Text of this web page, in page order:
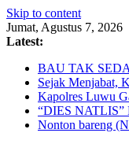
Skip to content
Jumat, Agustus 7, 2026
Latest:
BAU TAK
Sejak Menjabat,
Kapolres Luwu
“DIES NATLIS”
Nonton bareng